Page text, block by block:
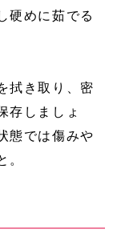
硬めに茹でる
拭き取り、密
存しましょ
態では傷みや
。